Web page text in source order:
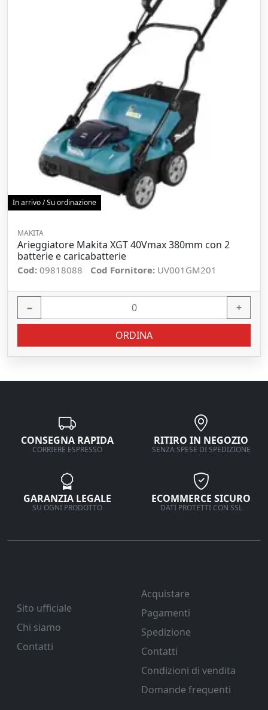
In arrivo / Su ordinazione
MAKITA
Arieggiatore Makita XGT 40Vmax 380mm con 2
batterie e caricabatterie
Cod: 09818088 Cod Fornitore: UV001GM201
− +
ORDINA
CONSEGNA RAPIDA
CORRIERE ESPRESSO
RITIRO IN NEGOZIO
SENZA SPESE DI SPEDIZIONE
GARANZIA LEGALE
SU OGNI PRODOTTO
ECOMMERCE SICURO
DATI PROTETTI CON SSL
Sito ufficiale
Chi siamo
Contatti
Acquistare
Pagamenti
Spedizione
Contatti
Condizioni di vendita
Domande frequenti